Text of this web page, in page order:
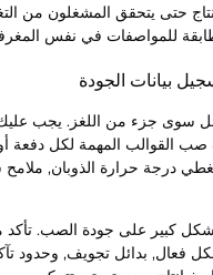
حتى يتحقق المشغلون من
للمواصفات في نفس المغرفة.
بيانات الجودة
سوى جزء من اللغز. يجب عليك
القوالب المهمة لكل دفعة
درجة حرارة الذوبان, ملامح
كبير على جودة الصب. تأكد من
فعال, بدائل تجويف, وحدود